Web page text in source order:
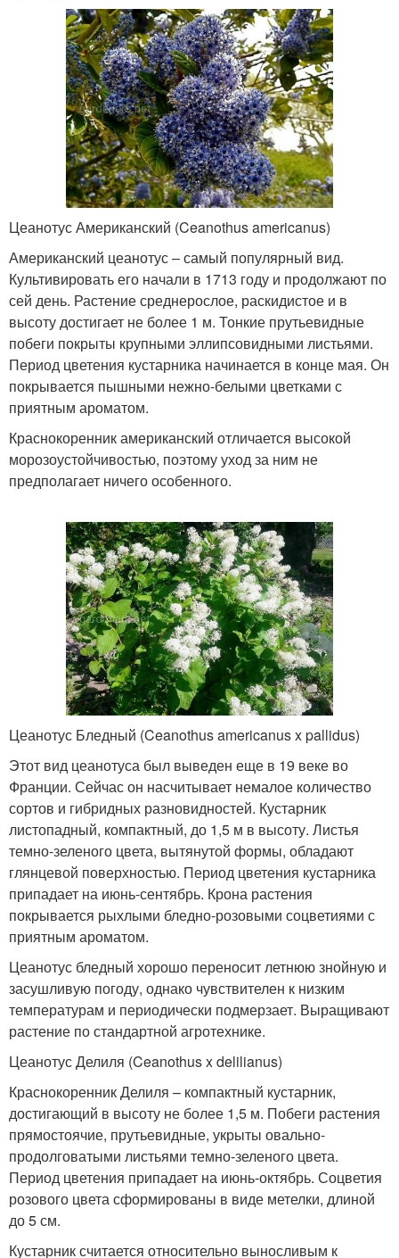
Цеанотус Американский (Ceanothus americanus)
Американский цеанотус – самый популярный вид.
Культивировать его начали в 1713 году и продолжают по
сей день. Растение среднерослое, раскидистое и в
высоту достигает не более 1 м. Тонкие прутьевидные
побеги покрыты крупными эллипсовидными листьями.
Период цветения кустарника начинается в конце мая. Он
покрывается пышными нежно-белыми цветками с
приятным ароматом.
Краснокоренник американский отличается высокой
морозоустойчивостью, поэтому уход за ним не
предполагает ничего особенного.
Цеанотус Бледный (Ceanothus americanus x pallidus)
Этот вид цеанотуса был выведен еще в 19 веке во
Франции. Сейчас он насчитывает немалое количество
сортов и гибридных разновидностей. Кустарник
листопадный, компактный, до 1,5 м в высоту. Листья
темно-зеленого цвета, вытянутой формы, обладают
глянцевой поверхностью. Период цветения кустарника
припадает на июнь-сентябрь. Крона растения
покрывается рыхлыми бледно-розовыми соцветиями с
приятным ароматом.
Цеанотус бледный хорошо переносит летнюю знойную и
засушливую погоду, однако чувствителен к низким
температурам и периодически подмерзает. Выращивают
растение по стандартной агротехнике.
Цеанотус Делиля (Ceanothus x delilianus)
Краснокоренник Делиля – компактный кустарник,
достигающий в высоту не более 1,5 м. Побеги растения
прямостоячие, прутьевидные, укрыты овально-
продолговатыми листьями темно-зеленого цвета.
Период цветения припадает на июнь-октябрь. Соцветия
розового цвета сформированы в виде метелки, длиной
до 5 см.
Кустарник считается относительно выносливым к